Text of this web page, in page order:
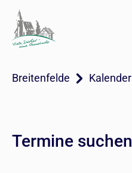
Breitenfelde Kalender
Termine suchen